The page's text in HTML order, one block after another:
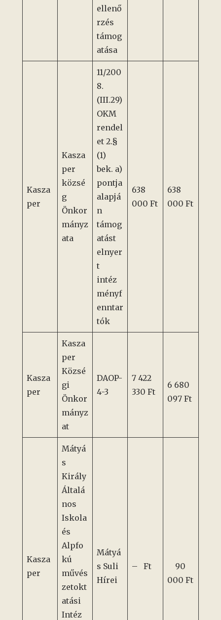
ellenő
rzés
támog
atása
Kasza
per
Kasza
per
közsé
g
Önkor
mányz
ata
11/200
8.
(III.29)
OKM
rendel
et 2.§
(1)
bek. a)
pontja
alapjá
n
támog
atást
elnyer
t
intéz
ményf
enntar
tók
638
000 Ft
638
000 Ft
Kasza
per
Kasza
per
Közsé
gi
Önkor
mányz
at
DAOP-
4-3
7 422
330 Ft
6 680
097 Ft
Kasza
per
Mátyá
s
Király
Általá
nos
Iskola
és
Alpfo
kú
művés
zetokt
atási
Intéz
Mátyá
s Suli
Hírei
– Ft
90
000 Ft